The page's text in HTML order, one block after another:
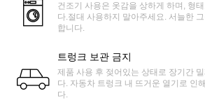
건조기 사용은 옷감을 상하게 하며, 형
다.절대 사용하지 말아주세요. 서늘한
합니다.
트렁크 보관 금지
제품 사용 후 젖어있는 상태로 장기간
다. 자동차 트렁크 내 뜨거운 열기로 인
다.